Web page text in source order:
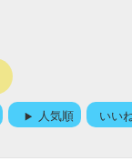
人気順 いい